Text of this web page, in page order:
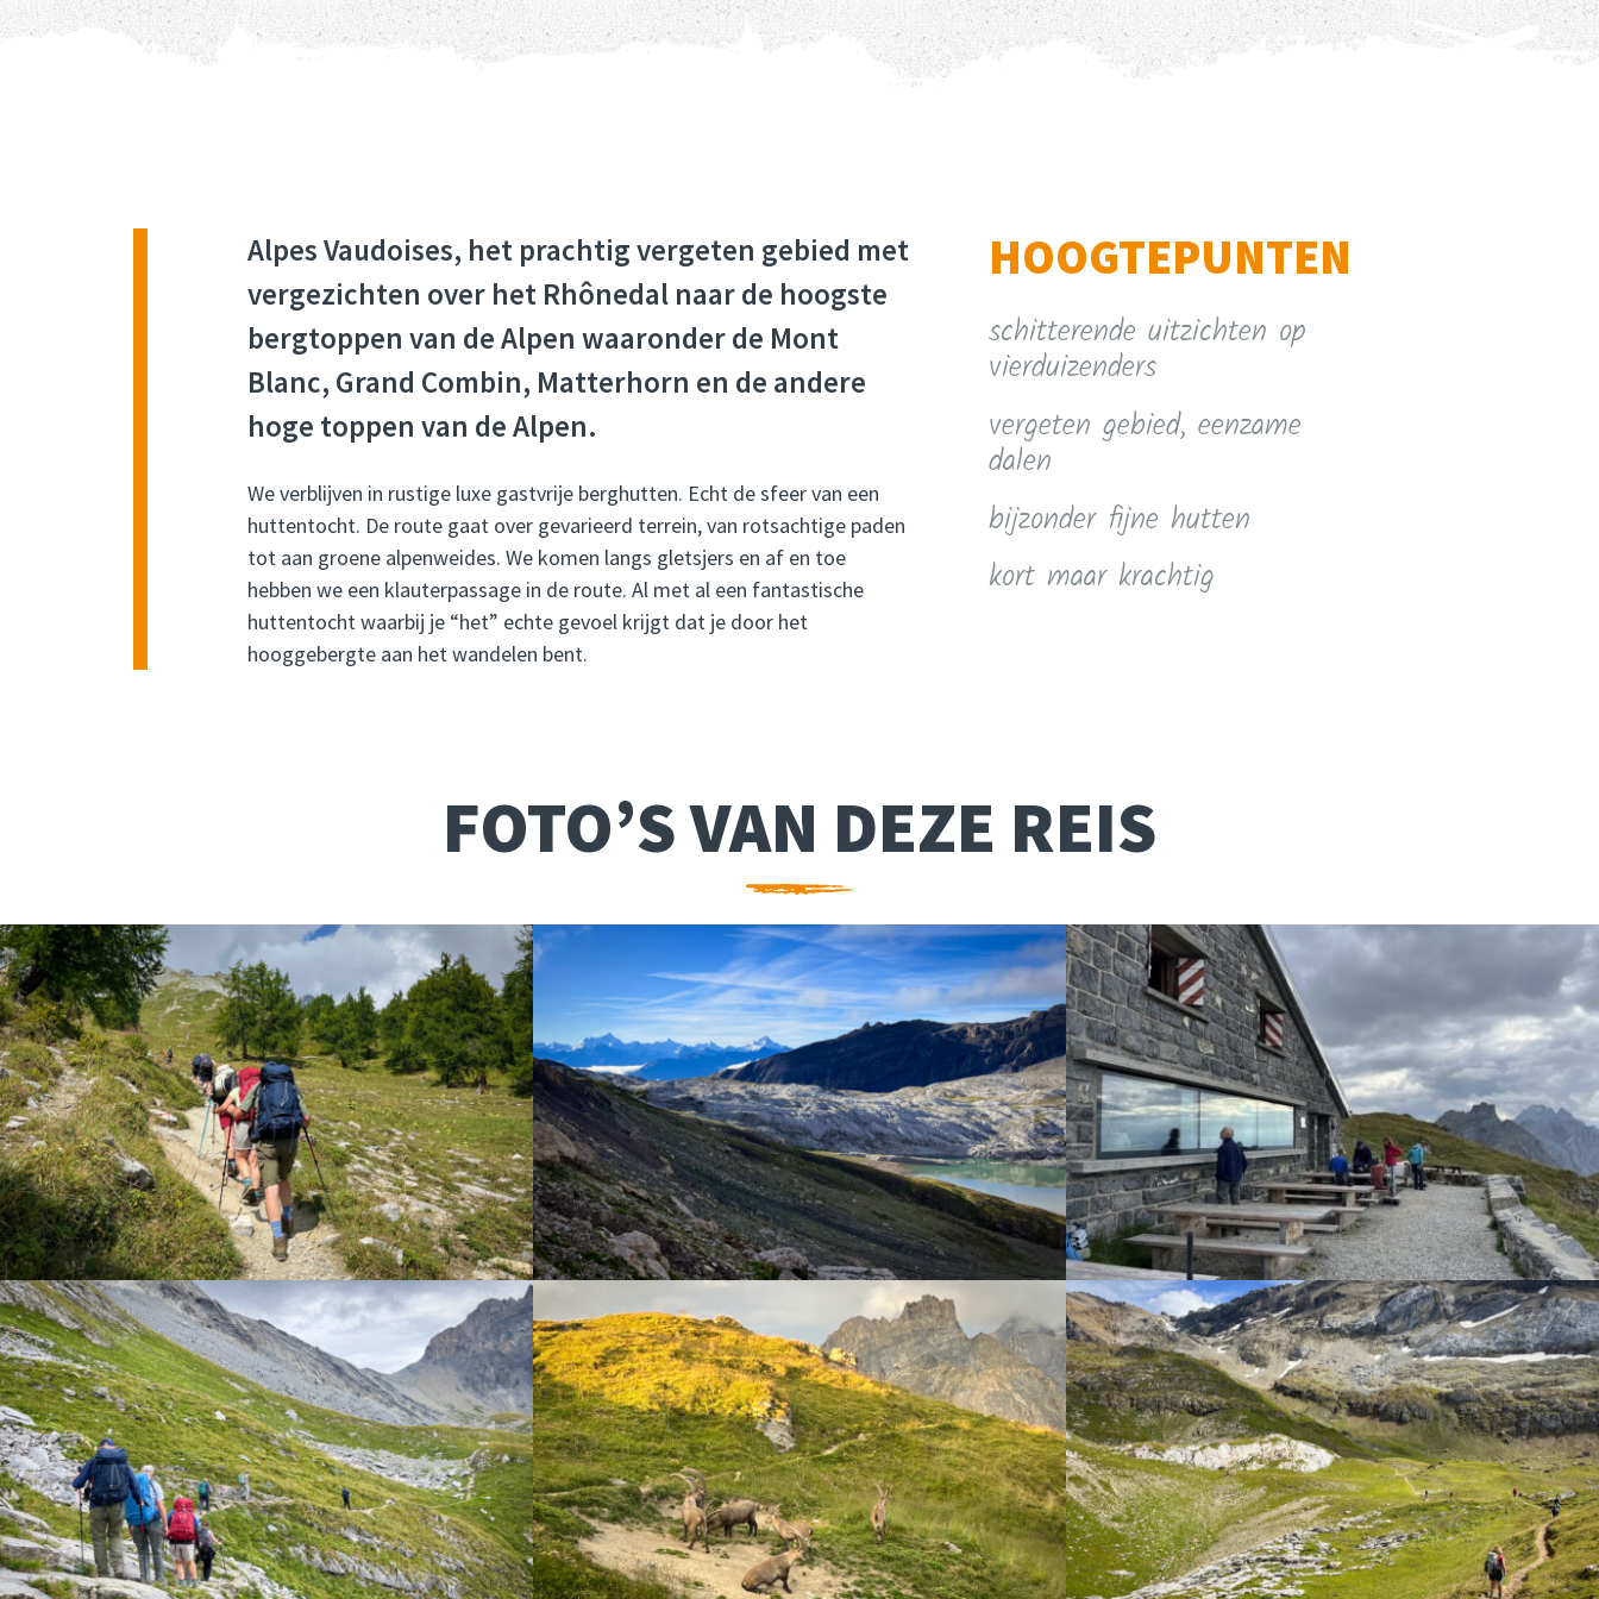
Alpes Vaudoises, het prachtig vergeten gebied met
vergezichten over het Rhônedal naar de hoogste
bergtoppen van de Alpen waaronder de Mont
Blanc, Grand Combin, Matterhorn en de andere
hoge toppen van de Alpen.
We verblijven in rustige luxe gastvrije berghutten. Echt de sfeer van een
huttentocht. De route gaat over gevarieerd terrein, van rotsachtige paden
tot aan groene alpenweides. We komen langs gletsjers en af en toe
hebben we een klauterpassage in de route. Al met al een fantastische
huttentocht waarbij je “het” echte gevoel krijgt dat je door het
hooggebergte aan het wandelen bent.
HOOGTEPUNTEN
schitterende uitzichten op
vierduizenders
vergeten gebied, eenzame
dalen
bijzonder fijne hutten
kort maar krachtig
FOTO’S VAN DEZE REIS